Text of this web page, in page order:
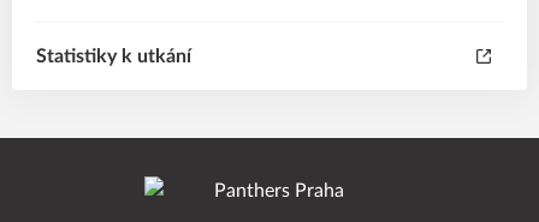
Statistiky k utkání